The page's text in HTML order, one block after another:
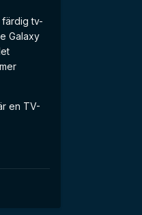
tv-
Galaxy
en TV-